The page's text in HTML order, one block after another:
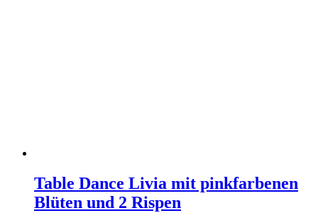
Table Dance Livia mit pinkfarbenen
Blüten und 2 Rispen